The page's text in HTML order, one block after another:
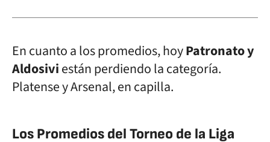
En cuanto a los promedios, hoyPatronato y
Aldosiviestán perdiendo la categoría.
Platense y Arsenal, en capilla.
Los Promedios del Torneo de la Liga